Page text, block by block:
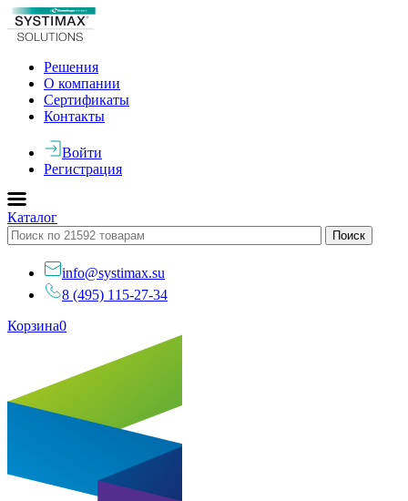
Решения
О компании
Сертификаты
Контакты
Войти
Регистрация
Каталог
info@systimax.su
8 (495) 115-27-34
Корзина0